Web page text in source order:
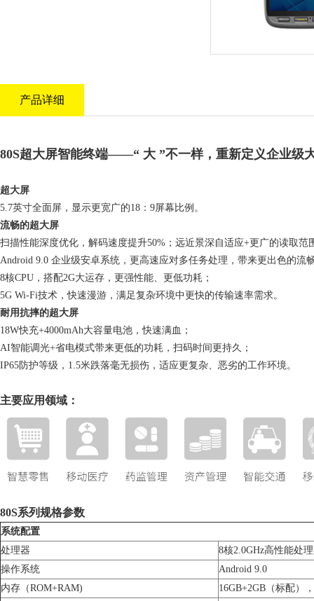
产品详细
80S超大屏智能终端——“ 大 ”不一样，重新定义企业级
超大屏
5.7英寸全面屏，显示更宽广的18：9屏幕比例。
流畅的超大屏
扫描性能深度优化，解码速度提升50%；远近景深自适应+更广的读取
Android 9.0 企业级安卓系统，更高速应对多任务处理，带来更出色的流
8核CPU，搭配2G大运存，更强性能、更低功耗；
5G Wi-Fi技术，快速漫游，满足复杂环境中更快的传输速率需求。
耐用抗摔的超大屏
18W快充+4000mAh大容量电池，快速满血；
AI智能调光+省电模式带来更低的功耗，扫码时间更持久；
IP65防护等级，1.5米跌落毫无损伤，适应更复杂、恶劣的工作环境。
主要应用领域：
80S系列规格参数
系统配置
处理器
8核2.0GHz高性能处
操作系统
Android 9.0
内存（ROM+RAM)
16GB+2GB（标配）